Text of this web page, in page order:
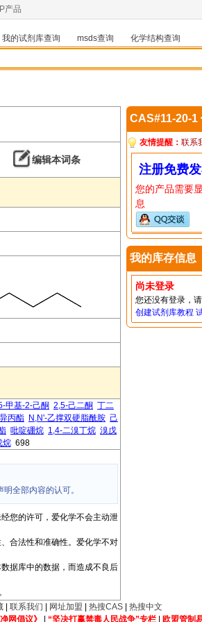
产品
我的试剂库查询 msds查询
化学结构查询
编辑本词条
甲基-2-己酮 2,5-己二酮 丁二
丙酯 N,N'-乙撑双硬脂酰胺 己
吡啶硼烷 1,4-二溴丁烷 溴戊
烷698
全部内容的认可。
您的许可，爱化学不会主动泄
合法性和准确性。爱化学不对
据库中的数据，而造成不良后
CAS#11-20-1
友情提醒： 联系
注册免费
您的产品需要
息
我的库存信息
尚未登录
您还没有登录，
创建试剂库教程
联系我们 网址加盟 热搜CAS
热搜中文
网倡议》
“坚决打赢禁毒人民战争”专栏| 欧盟管制